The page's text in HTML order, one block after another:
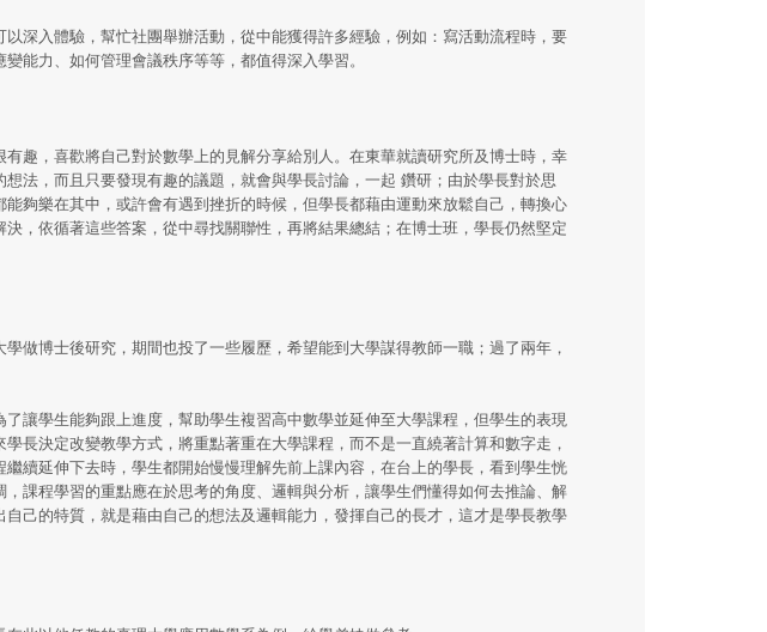
深入體驗，幫忙社團舉辦活動，從中能獲得許多經驗，例如：寫活動流程時，要
能力、如何管理會議秩序等等，都值得深入學習。
趣，喜歡將自己對於數學上的見解分享給別人。在東華就讀研究所及博士時，幸
法，而且只要發現有趣的議題，就會與學長討論，一起 鑽研；由於學長對於思
夠樂在其中，或許會有遇到挫折的時候，但學長都藉由運動來放鬆自己，轉換心
，依循著這些答案，從中尋找關聯性，再將結果總結；在博士班，學長仍然堅定
做博士後研究，期間也投了一些履歷，希望能到大學謀得教師一職；過了兩年，
讓學生能夠跟上進度，幫助學生複習高中數學並延伸至大學課程，但學生的表現
長決定改變教學方式，將重點著重在大學課程，而不是一直繞著計算和數字走，
續延伸下去時，學生都開始慢慢理解先前上課內容，在台上的學長，看到學生恍
課程學習的重點應在於思考的角度、邏輯與分析，讓學生們懂得如何去推論、解
己的特質，就是藉由自己的想法及邏輯能力，發揮自己的長才，這才是學長教學